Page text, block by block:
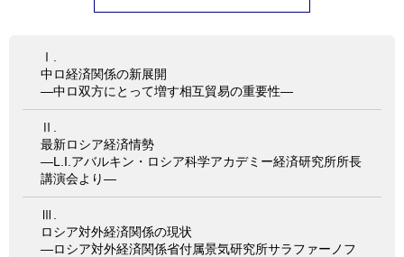
事業案内
刊行物
情報館
Ⅰ.
中ロ経済関係の新展開
―中ロ双方にとって増す相互貿易の重要性―
Ⅱ.
最新ロシア経済情勢
―L.I.アバルキン・ロシア科学アカデミー経済研究所所長
講演会より―
Ⅲ.
ロシア対外経済関係の現状
―ロシア対外経済関係省付属景気研究所サラファーノフ